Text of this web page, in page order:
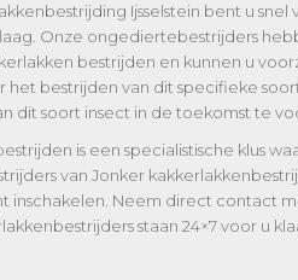
Ijsselstein bent u snel
Onze ongediertebestrijders
bestrijden en kunnen u
het bestrijden van dit specifieke
dit soort insect in de toekomst te
is een specialistische klus
van Jonker
inschakelen. Neem direct contact
staan 24×7 voor u